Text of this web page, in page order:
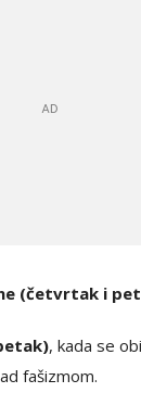
(četvrtak i
, kada se
fašizmom.